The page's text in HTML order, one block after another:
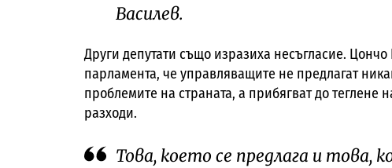
Василев.
Други депутати също изразиха несъгласие.
парламента, че управляващите не предлагат
проблемите на страната, а прибягват до теглене
разходи.
Това, което се предлага и това,